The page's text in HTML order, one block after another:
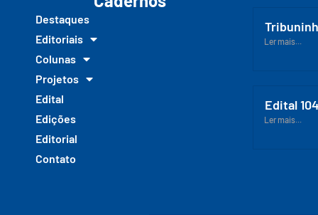
Destaques
Editoriais
Colunas
Projetos
Edital
Edições
Editorial
Contato
Ler mais...
Edital
Ler mais...